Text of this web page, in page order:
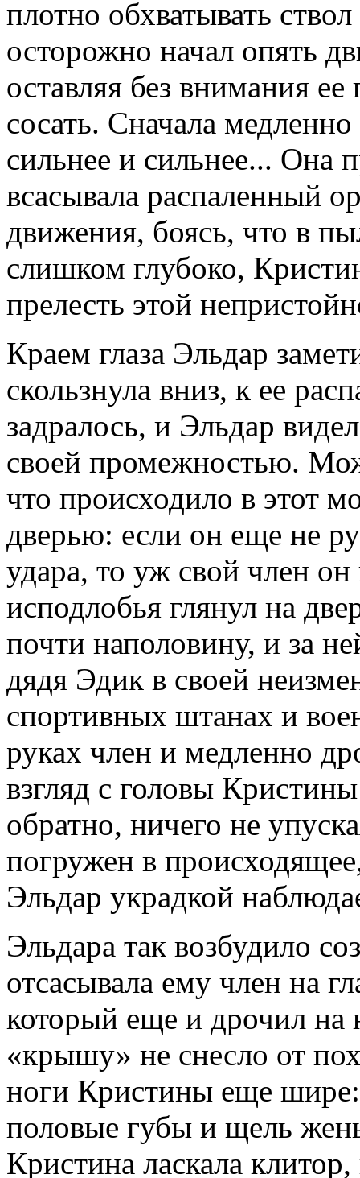
плотно обхватывать
осторожно начал опять
оставляя без внимания
сосать. Сначала
сильнее и сильнее...
всасывала распаленный
движения, боясь, что в
слишком глубоко,
прелесть этой
Краем глаза Эльдар
скользнула вниз, к ее
задралось, и Эльдар
своей промежностью.
что происходило в этот
дверью: если он еще не
удара, то уж свой член
исподлобья глянул на
почти наполовину, и за
дядя Эдик в своей
спортивных штанах и
руках член и медленно
взгляд с головы
обратно, ничего не
погружен в
Эльдар украдкой
Эльдара так возбудило
отсасывала ему член на
который еще и дрочил на
«крышу» не снесло от
ноги Кристины еще шире:
половые губы и щель
Кристина ласкала